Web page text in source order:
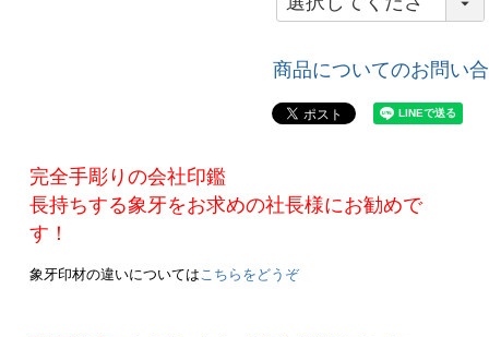
必
商品についてのお問い
完全手彫りの会社印鑑
長持ちする象牙をお求めの社長様にお勧めで
す！
象牙印材の違いについてはこちらをどうぞ